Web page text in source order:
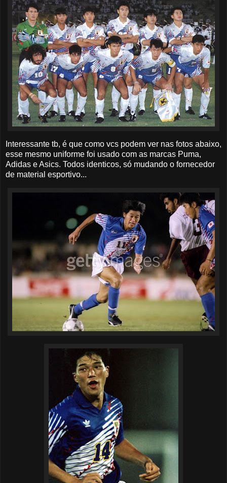
Interessante tb, é que como vcs podem ver nas fotos abaixo,
esse mesmo uniforme foi usado com as marcas Puma,
Adidas e Asics. Todos identicos, só mudando o fornecedor
de material esportivo...